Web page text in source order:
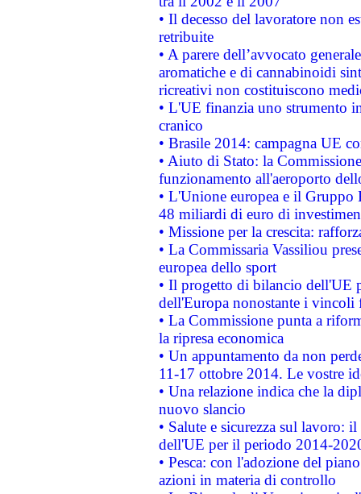
• Il decesso del lavoratore non
retribuite
• A parere dell’avvocato
aromatiche e di cannabinoidi
ricreativi non costituiscono
• L'UE finanzia uno strumento
cranico
• Brasile 2014: campagna UE
• Aiuto di Stato: la
funzionamento all'aeroporto
• L'Unione europea e il
48 miliardi di euro di
• Missione per la crescita:
• La Commissaria Vassiliou
europea dello sport
• Il progetto di bilancio dell'UE
dell'Europa nonostante i vincoli
• La Commissione punta a
la ripresa economica
• Un appuntamento da non
11-17 ottobre 2014. Le vostre
• Una relazione indica che la
nuovo slancio
• Salute e sicurezza sul lavoro:
dell'UE per il periodo 2014-
• Pesca: con l'adozione del
azioni in materia di controllo